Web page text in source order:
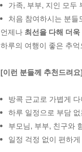
가족, 부부, 지인 모두
처음 참여하시는 분들
언제나 최선을 다해 더욱
하루의 여행이 좋은 추
[이런 분들께 추천드려
방콕 근교로 가볍게
하루 일정으로 부담
부모님, 부부, 친구와
일정 걱정 없이 편하